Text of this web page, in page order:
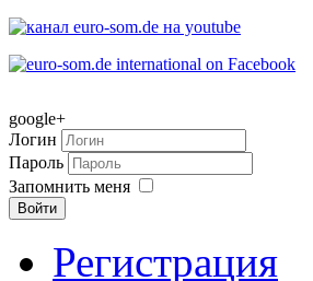
google+
Логин
Пароль
Запомнить меня
Войти
Регистрация